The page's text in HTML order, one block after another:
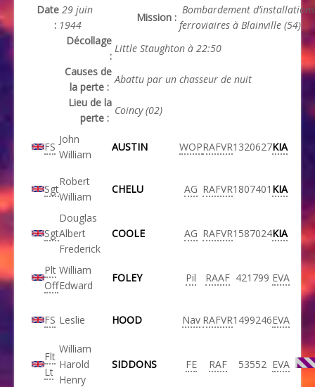
Date
:
29 juin
1944
Mission :
Bombardement d’installations
ferroviaires à Blainville (54)
Décollage
:
Little Staughton à 22:50
Causes de
la perte :
Abattu par un chasseur de nuit
Lieu de la
perte :
Coincy (02)
FS
John
William
AUSTIN WOPRAFVR1320627KIA
Sgt
Robert
William
CHELU AG RAFVR1807401 KIA
Sgt
Douglas
Albert
Frederick
COOLE AG RAFVR1587024KIA
Plt
Off
William
Edward
FOLEY Pil RAAF 421799 EVA
FS Leslie HOOD Nav RAFVR1499246EVA
Flt
Lt
William
Harold
Henry
SIDDONS FE RAF 53552 EVA